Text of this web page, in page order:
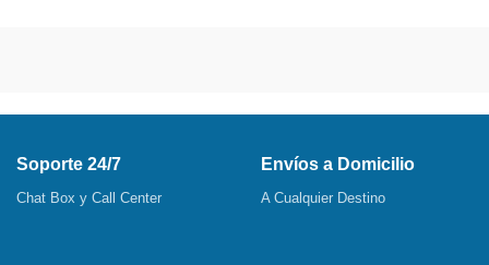
Soporte 24/7
Chat Box y Call Center
Envíos a Domicilio
A Cualquier Destino